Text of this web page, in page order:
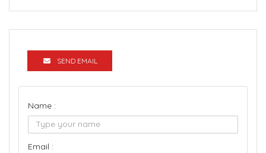
SEND EMAIL
Name :
Email :